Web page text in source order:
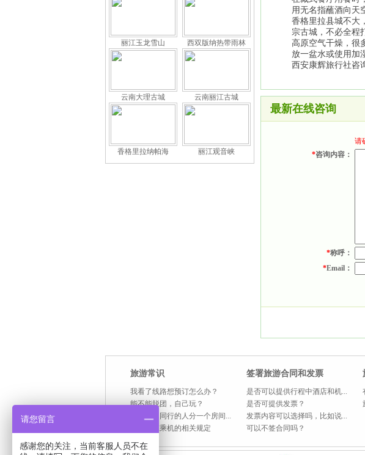
丽江玉龙雪山 西双版纳热带雨林
云南大理古城 云南丽江古城
香格里拉纳帕海 丽江观音峡
用无名指蘸酒向天
香格里拉县城不大
宗古城，不必全程
高原空气干燥，很
放一盆水或使用加
西安康辉旅行社咨
最新在线咨询
请
*咨询内容：
*称呼：
*Email：
旅游常识
我看了线路想预订怎么办？
能不能脱团，自己玩？
住宿是和同行的人分一个房间...
国内航班乘机的相关规定
签署旅游合同和发票
是否可以提供行程中酒店和机...
是否可提供发票？
发票内容可以选择吗，比如说...
可以不签合同吗？
请您留言
感谢您的关注，当前客服人员不在